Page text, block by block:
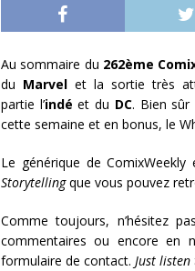
Au sommaire du 262ème
du Marvel et la sortie très
partie l’indé et du DC. Bien sûr
cette semaine et en bonus, le
Le générique de
Storytellingque vous pouvez
Comme toujours, n’hésitez
commentaires ou encore en
formulaire de contact. Just